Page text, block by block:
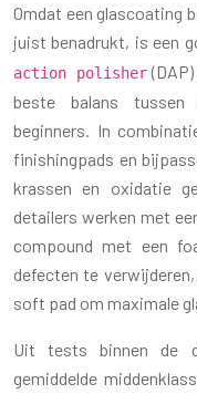
Omdat een glascoating
juist benadrukt, is een
action polisher
beste balans tussen
beginners. In
finishingpads en
krassen en oxidatie
detailers werken met
compound met een
defecten te
soft pad om maximale
Uit tests binnen de
gemiddelde